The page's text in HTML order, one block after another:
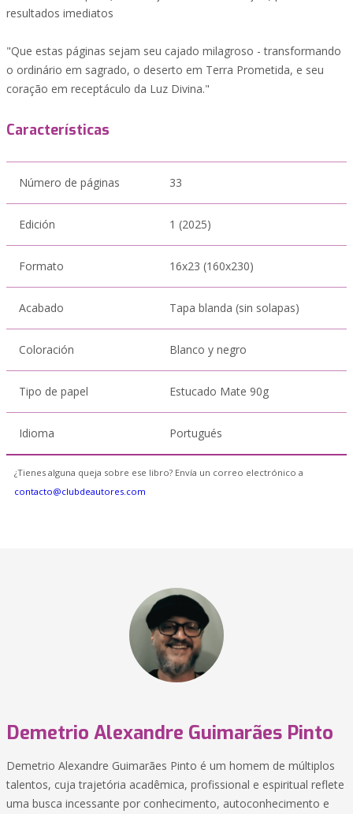
resultados imediatos
"Que estas páginas sejam seu cajado milagroso - transformando
o ordinário em sagrado, o deserto em Terra Prometida, e seu
coração em receptáculo da Luz Divina."
Características
Número de páginas 33
Edición 1 (2025)
Formato 16x23 (160x230)
Acabado Tapa blanda (sin solapas)
Coloración Blanco y negro
Tipo de papel Estucado Mate 90g
Idioma Portugués
¿Tienes alguna queja sobre ese libro? Envía un correo electrónico a
contacto@clubdeautores.com
Demetrio Alexandre Guimarães Pinto
Demetrio Alexandre Guimarães Pinto é um homem de múltiplos
talentos, cuja trajetória acadêmica, profissional e espiritual reflete
uma busca incessante por conhecimento, autoconhecimento e